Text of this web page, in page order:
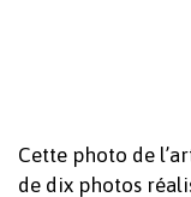
Cette photo de
de dix photos